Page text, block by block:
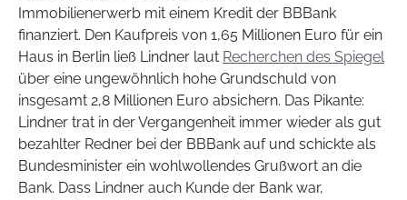
Immobilienerwerb mit einem Kredit der BBBank
finanziert. Den Kaufpreis von 1,65 Millionen Euro für ein
Haus in Berlin ließ Lindner laut Recherchen des Spiegel
über eine ungewöhnlich hohe Grundschuld von
insgesamt 2,8 Millionen Euro absichern. Das Pikante:
Lindner trat in der Vergangenheit immer wieder als gut
bezahlter Redner bei der BBBank auf und schickte als
Bundesminister ein wohlwollendes Grußwort an die
Bank. Dass Lindner auch Kunde der Bank war,